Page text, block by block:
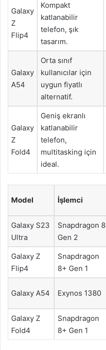
Galaxy
Z
Flip4
Kompakt
katlanabilir
telefon, şık
tasarım.
Galaxy
A54
Orta sınıf
kullanıcılar için
uygun fiyatlı
alternatif.
Galaxy
Z
Fold4
Geniş ekranlı
katlanabilir
telefon,
multitasking için
ideal.
Model İşlemci
Galaxy S23
Ultra
Snapdragon 8
Gen 2
Galaxy Z
Flip4
Snapdragon
8+ Gen 1
Galaxy A54 Exynos 1380
Galaxy Z
Fold4
Snapdragon
8+ Gen 1